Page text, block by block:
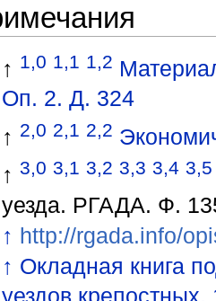
↑ 1,0 1,1 1,2
Оп. 2. Д. 324
↑ 2,0 2,1 2,2
↑3,0 3,1 3,2 3,3 3,4 3,5
уезда. РГАДА. Ф.
↑ http://rgada.info/
↑ Окладная книга
уездов